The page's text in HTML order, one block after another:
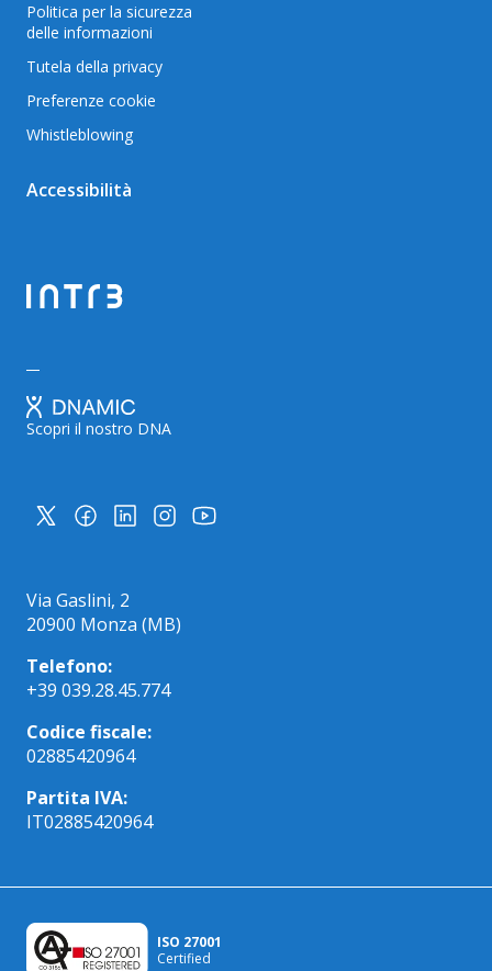
Politica per la sicurezza
delle informazioni
Tutela della privacy
Preferenze cookie
Whistleblowing
Accessibilità
Scopri il nostro DNA
Via Gaslini, 2
20900 Monza (MB)
Telefono:
+39 039.28.45.774
Codice fiscale:
02885420964
Partita IVA:
IT02885420964
ISO 27001
Certified